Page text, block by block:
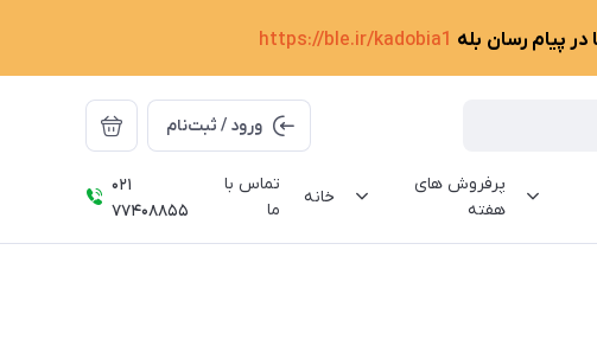
در پیام رسان بله https://ble.ir/kadobia1
ورود / ثبت‌نام
پرفروش های
هفته
خانه
تماس با
ما
021
77408855